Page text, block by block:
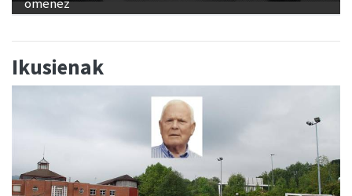
Ikusienak